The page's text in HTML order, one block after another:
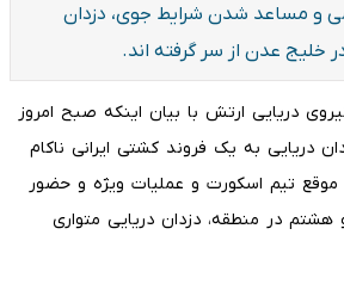
و مساعد شدن شرایط جوی، دزدان
خلیج عدن از سر گرفته اند.
دریایی ارتش با بیان اینکه صبح امروز
دریایی به یک فروند کشتی ایرانی ناکام
موقع تیم اسکورت و عملیات ویژه و حضور
در منطقه، دزدان دریایی متواری